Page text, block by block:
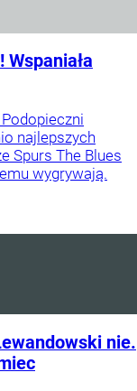
najlepszych
Spurs The Blues
wygrywają.
nie.